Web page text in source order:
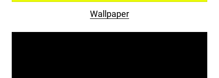
Wallpaper